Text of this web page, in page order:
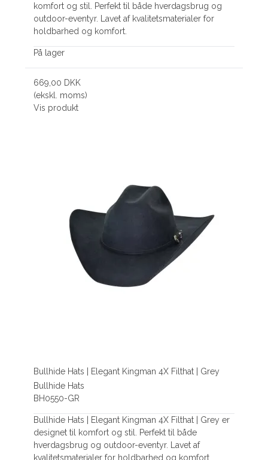
komfort og stil. Perfekt til både hverdagsbrug og
outdoor-eventyr. Lavet af kvalitetsmaterialer for
holdbarhed og komfort.
På lager
669,00 DKK
(ekskl. moms)
Vis produkt
Bullhide Hats | Elegant Kingman 4X Filthat | Grey
Bullhide Hats
BH0550-GR
Bullhide Hats | Elegant Kingman 4X Filthat | Grey er
designet til komfort og stil. Perfekt til både
hverdagsbrug og outdoor-eventyr. Lavet af
kvalitetsmaterialer for holdbarhed og komfort.